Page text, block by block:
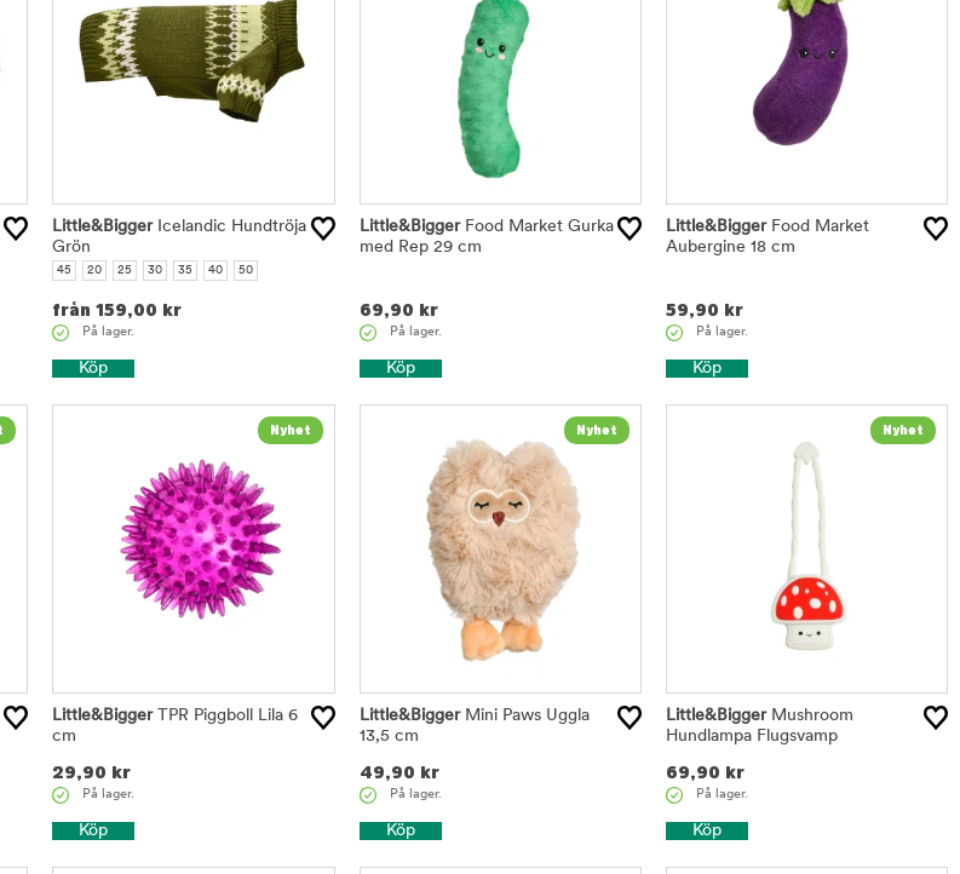
Little&BiggerIcelandic Hundtröja
Grön
45 20 25 30 35 40 50
från 159,00 kr
På lager.
Köp
Little&BiggerFood Market Gurka
med Rep 29 cm
69,90 kr
På lager.
Köp
Little&BiggerFood Market
Aubergine 18 cm
59,90 kr
På lager.
Köp
Little&BiggerTPR Piggboll Lila 6
cm
29,90 kr
På lager.
Köp
Little&BiggerMini Paws Uggla
13,5 cm
49,90 kr
På lager.
Köp
Little&BiggerMushroom
Hundlampa Flugsvamp
69,90 kr
På lager.
Köp